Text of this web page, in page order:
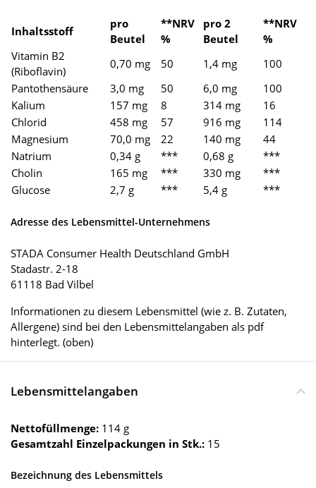
Inhaltsstoff
pro
Beutel
**NRV
%
pro 2
Beutel
**NRV
%
Vitamin B2
(Riboflavin)
0,70 mg 50 1,4 mg
100
Pantothensäure
3,0 mg 50 6,0 mg
100
Kalium
157 mg 8 314 mg
16
Chlorid
458 mg 57 916 mg
114
Magnesium
70,0 mg 22 140 mg
44
Natrium
0,34 g *** 0,68 g
***
Cholin
165 mg *** 330 mg
***
Glucose
2,7 g *** 5,4 g ***
Adresse des Lebensmittel-Unternehmens
STADA Consumer Health Deutschland GmbH
Stadastr. 2-18
61118 Bad Vilbel
Informationen zu diesem Lebensmittel (wie z. B. Zutaten,
Allergene) sind bei den Lebensmittelangaben als pdf
hinterlegt. (oben)
Lebensmittelangaben
Nettofüllmenge: 114 g
Gesamtzahl Einzelpackungen in Stk.: 15
Bezeichnung des Lebensmittels